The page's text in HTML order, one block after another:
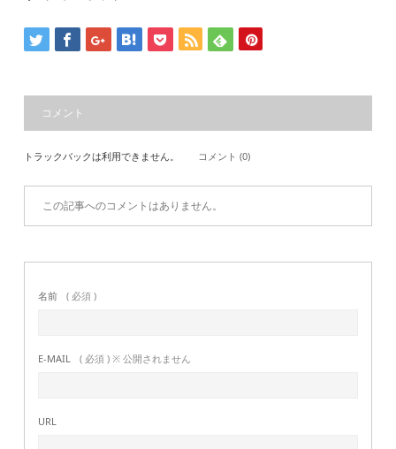
コメント
トラックバックは利用できません。 コメント (0)
この記事へのコメントはありません。
名前 ( 必須 )
E-MAIL ( 必須 ) ※ 公開されません
URL